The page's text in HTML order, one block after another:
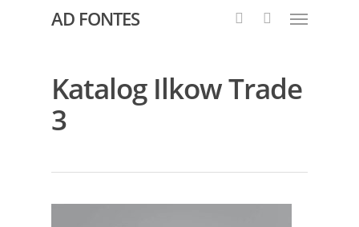
AD FONTES
Katalog Ilkow Trade
3